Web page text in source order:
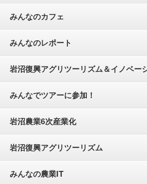
みんなのカフェ
みんなのレポート
岩沼復興アグリツーリズム＆イノベー
みんなでツアーに参加！
岩沼農業6次産業化
岩沼復興アグリツーリズム
みんなの農業IT